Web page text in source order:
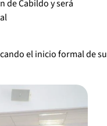
de Cabildo y será
el inicio formal de su